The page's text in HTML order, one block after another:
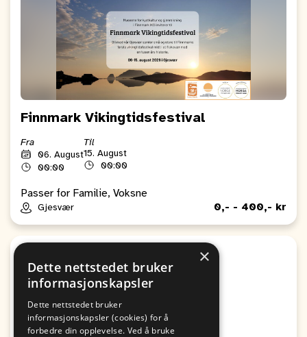
Finnmark Vikingtidsfestival
Fra
06. August
00:00
Til
15. August
00:00
Passer for Familie, Voksne
Gjesvær 0,- - 400,- kr
Altaturneringen 2026 G13
Fra
Til
06. August
17:30
×
Dette nettstedet bruker
informasjonskapsler
Dette nettstedet bruker
informasjonskapsler (cookies) for å
forbedre din opplevelse. Ved å bruke